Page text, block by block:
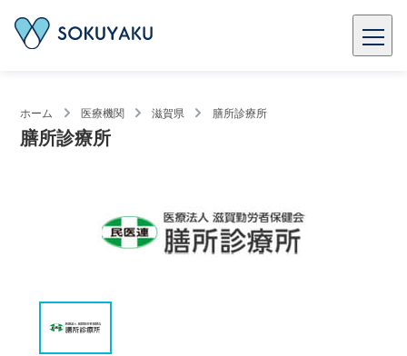
ホーム 医療機関 滋賀県 膳所診療所
膳所診療所